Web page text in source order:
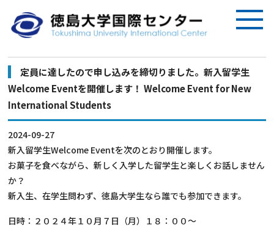
定員に達したので申し込みを締切りました。新入留学生
Welcome Eventを開催します！ Welcome Event for New
International Students
2024-09-27
新入留学生Welcome Eventを次のとおり開催します。
お菓子を食べながら、新しく入学した留学生と楽しくお話しません
か？
新入生、在学生問わず、徳島大学生なら誰でも参加できます。
日時：２０２４年１０月７日（月）１８：００～